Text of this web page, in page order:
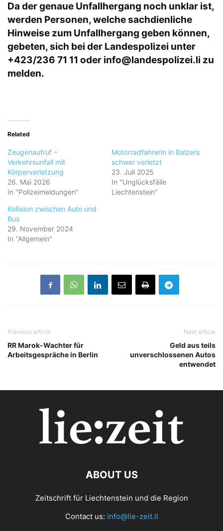
Da der genaue Unfallhergang noch unklar ist,
werden Personen, welche sachdienliche
Hinweise zum Unfallhergang geben können,
gebeten, sich bei der Landespolizei unter
+423/236 71 11 oder info@landespolizei.li zu
melden.
Related
Zeugenaufruf –
Verkehrsunfall mit
Körperverletzung
26. Mai 2026
In "Polizeimeldungen"
Motorradfahrerin in Balzers
schwer verletzt
23. Juli 2025
In "Unglücksfälle
Liechtenstein"
Kollision zwischen Auto und
Bus
29. November 2024
In "Allgemein"
Previous article
RR Marok-Wachter für
Arbeitsgespräche in Berlin
Next article
Geld aus teils
unverschlossenen Autos
entwendet
ABOUT US
Zeitschrift für Liechtenstein und die Region
Contact us: info@lie-zeit.li